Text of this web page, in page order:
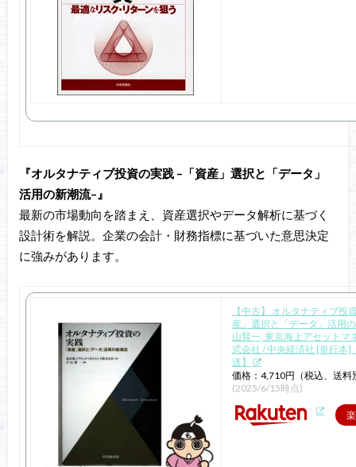
『オルタナティブ投資の実践 –「資産」選択と「データ」
活用の新潮流–』
最新の市場動向を踏まえ、資産選択やデータ解析に基づく
設計術を解説。企業の会計・財務指標に基づいた意思決定
に強みがあります。
【中古】 オルタナティブ投
産」選択と「データ」活用
山賢一, 東京海上アセットマ
式会社 / 中央経済社 [単行本]
送】
価格：4,710円（税込、送料
(2025/6/15時点)